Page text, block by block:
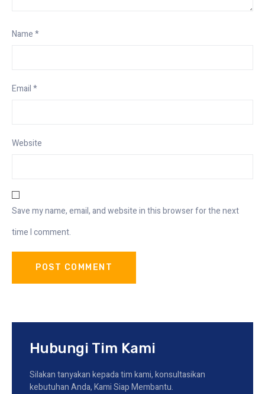
Name*
Email*
Website
Save my name, email, and website in this browser for the next
time I comment.
Hubungi Tim Kami
Silakan tanyakan kepada tim kami, konsultasikan
kebutuhan Anda, Kami Siap Membantu.